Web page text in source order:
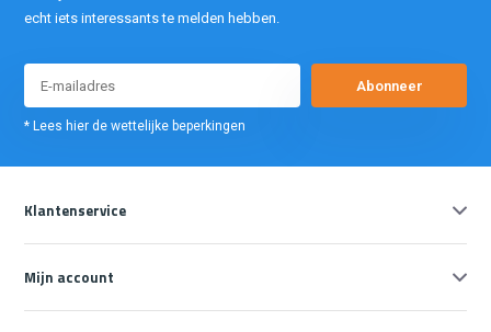
echt iets interessants te melden hebben.
Abonneer
* Lees hier de wettelijke beperkingen
Klantenservice
Mijn account